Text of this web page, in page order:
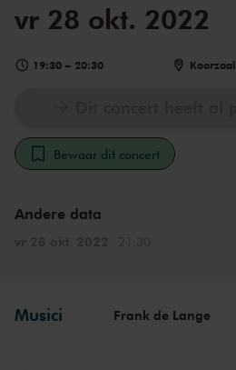
vr 28 okt. 2022
19:30 – 20:30 Koorzaal
Bewaar dit concert
Andere data
Musici Frank de Lange